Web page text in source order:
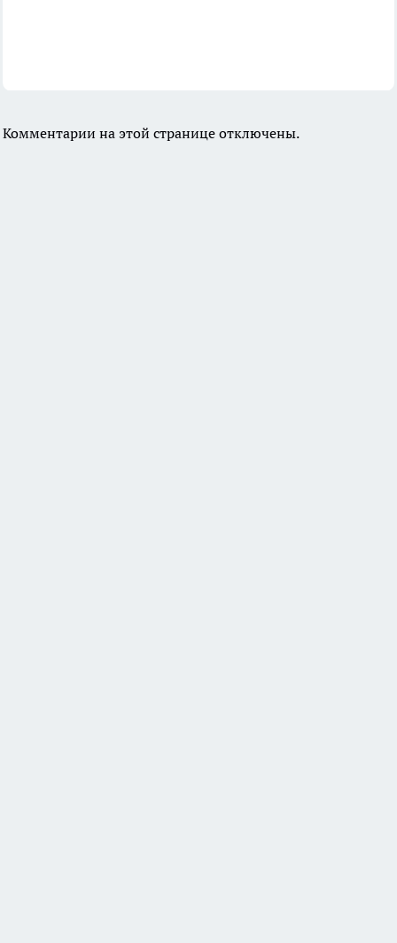
Комментарии на этой странице отключены.